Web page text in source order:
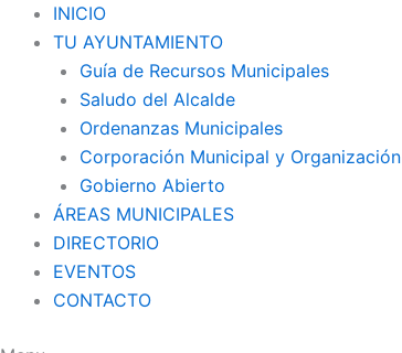
INICIO
TU AYUNTAMIENTO
Guía de Recursos Municipales
Saludo del Alcalde
Ordenanzas Municipales
Corporación Municipal y Organización
Gobierno Abierto
ÁREAS MUNICIPALES
DIRECTORIO
EVENTOS
CONTACTO